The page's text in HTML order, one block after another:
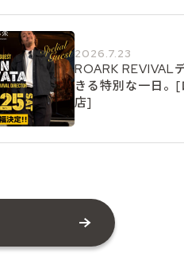
2026.7.23
ROARK REVIVAL
きる特別な一日
店]